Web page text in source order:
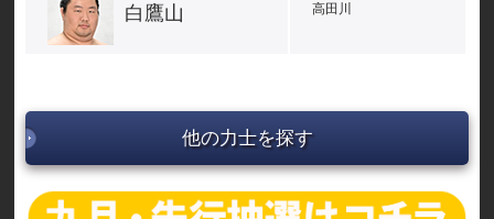
白鷹山 高田川
他の力士を探す